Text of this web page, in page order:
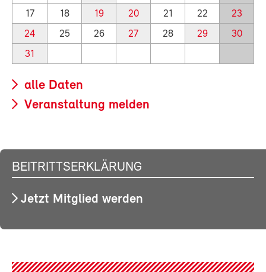
17
18 19 20 21 22
23
24
25 26 27 28 29
30
31
alle Daten
Veranstaltung melden
BEITRITTSERKLÄRUNG
Jetzt Mitglied werden